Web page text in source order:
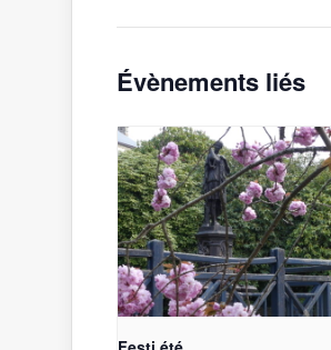
Évènements liés